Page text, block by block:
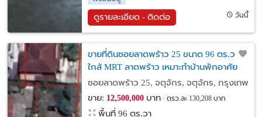
ดูรายละเอียด - ติดต่อ วันนี้
ขายที่ดินซอยลาดพร้าว 25 ขนาด 96 ตร.วา.
ใกล้ MRT ลาดพร้าว เหมาะทำบ้านพักอาศัย
ซอยลาดพร้าว 25, จตุจักร, จตุจักร, กรุงเทพ
ขาย: 12,500,000บาท ตรว.ละ 130,208 บาท
พื้นที่ 96 ตร.วา